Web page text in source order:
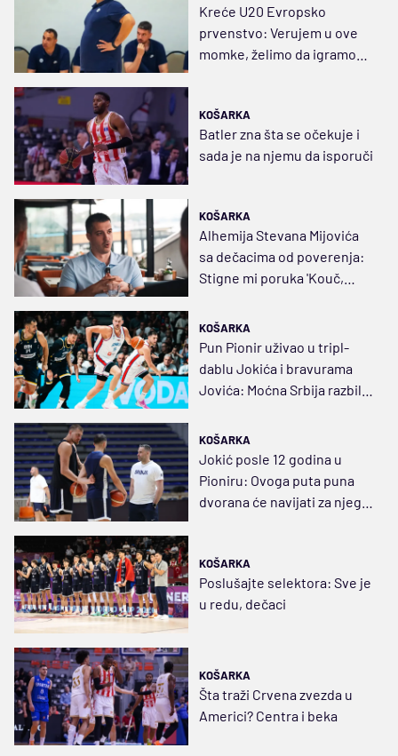
Kreće U20 Evropsko
prvenstvo: Verujem u ove
momke, želimo da igramo
KOŠARKA
Batler zna šta se očekuje i
sada je na njemu da isporuči
KOŠARKA
Alhemija Stevana Mijovića
sa dečacima od poverenja:
Stigne mi poruka 'Kouč,
KOŠARKA
Pun Pionir uživao u tripl-
dablu Jokića i bravurama
Jovića: Moćna Srbija razbila
KOŠARKA
Jokić posle 12 godina u
Pioniru: Ovoga puta puna
dvorana će navijati za njega
KOŠARKA
Poslušajte selektora: Sve je
u redu, dečaci
KOŠARKA
Šta traži Crvena zvezda u
Americi? Centra i beka